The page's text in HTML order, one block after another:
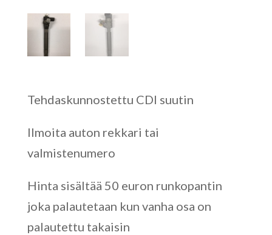
Tehdaskunnostettu CDI suutin
Ilmoita auton rekkari tai
valmistenumero
Hinta sisältää 50 euron runkopantin
joka palautetaan kun vanha osa on
palautettu takaisin